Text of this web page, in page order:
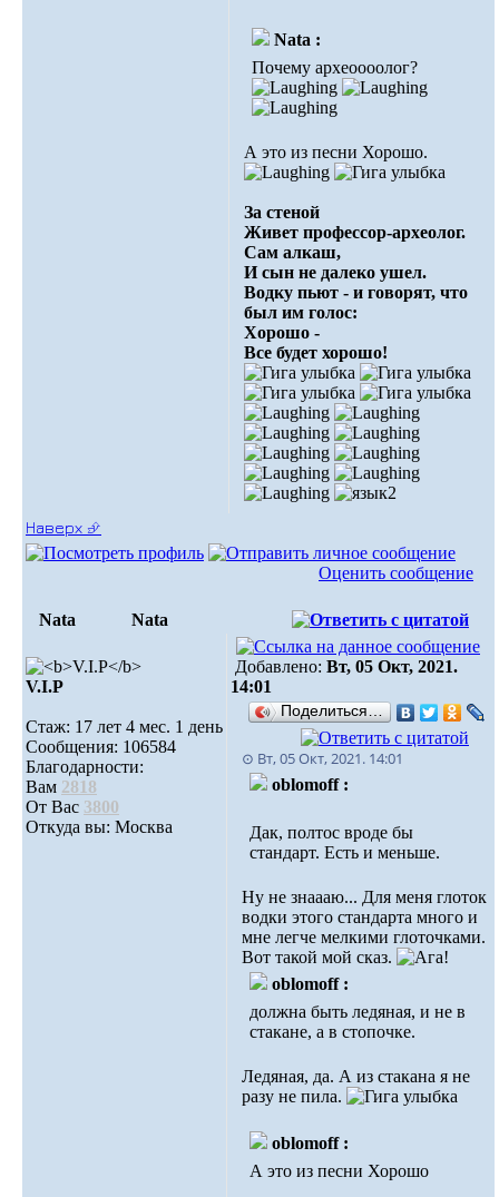
Nata :
Почему археоооолог?
А это из песни Хорошо.
За стеной
Живет профессор-археолог.
Сам алкаш,
И сын не далеко ушел.
Водку пьют - и говорят, что
был им голос:
Хорошо -
Все будет хорошо!
Наверх ⮵
Оценить сообщение
Nata Nata
V.I.Р
Стаж: 17 лет 4 мес. 1 день
Сообщения: 106584
Благодарности:
Вам 2818
От Вас 3800
Откуда вы: Москва
Добавлено: Вт, 05 Окт, 2021.
14:01
Поделиться…
⊙ Вт, 05 Окт, 2021. 14:01
oblomoff :
Дак, полтос вроде бы
стандарт. Есть и меньше.
Ну не знаааю... Для меня глоток
водки этого стандарта много и
мне легче мелкими глоточками.
Вот такой мой сказ.
oblomoff :
должна быть ледяная, и не в
стакане, а в стопочке.
Ледяная, да. А из стакана я не
разу не пила.
oblomoff :
А это из песни Хорошо